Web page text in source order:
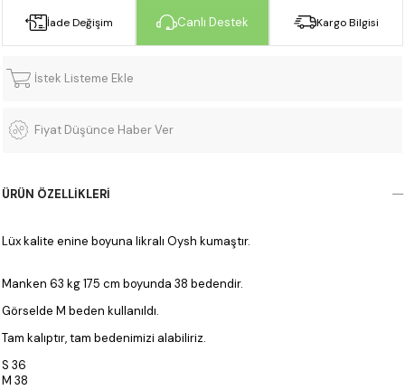
İade Değişim Canlı Destek Kargo Bilgisi
İstek Listeme Ekle
Fiyat Düşünce Haber Ver
ÜRÜN ÖZELLIKLERI
Lüx kalite enine boyuna likralı Oysh kumaştır.
Manken 63 kg 175 cm boyunda 38 bedendir.
Görselde M beden kullanıldı.
Tam kalıptır, tam bedenimizi alabiliriz.
S 36
M 38